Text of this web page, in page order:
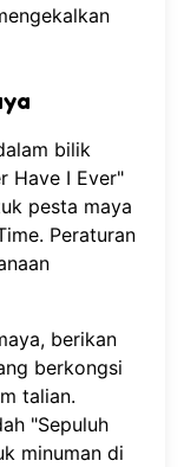
bilik
Have I Ever"
pesta maya
Peraturan
berikan
berkongsi
talian.
"Sepuluh
minuman di